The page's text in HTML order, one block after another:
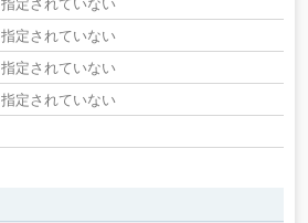
指定されていない
指定されていない
指定されていない